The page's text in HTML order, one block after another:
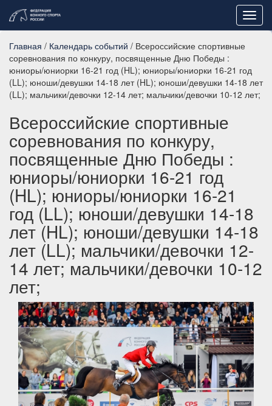
Главная / Календарь событий / Всероссийские спортивные
соревнования по конкуру, посвященные Дню Победы :
юниоры/юниорки 16-21 год (HL); юниоры/юниорки 16-21 год
(LL); юноши/девушки 14-18 лет (HL); юноши/девушки 14-18 лет
(LL); мальчики/девочки 12-14 лет; мальчики/девочки 10-12 лет;
Всероссийские спортивные
соревнования по конкуру,
посвященные Дню Победы :
юниоры/юниорки 16-21 год
(HL); юниоры/юниорки 16-21
год (LL); юноши/девушки 14-18
лет (HL); юноши/девушки 14-18
лет (LL); мальчики/девочки 12-
14 лет; мальчики/девочки 10-12
лет;